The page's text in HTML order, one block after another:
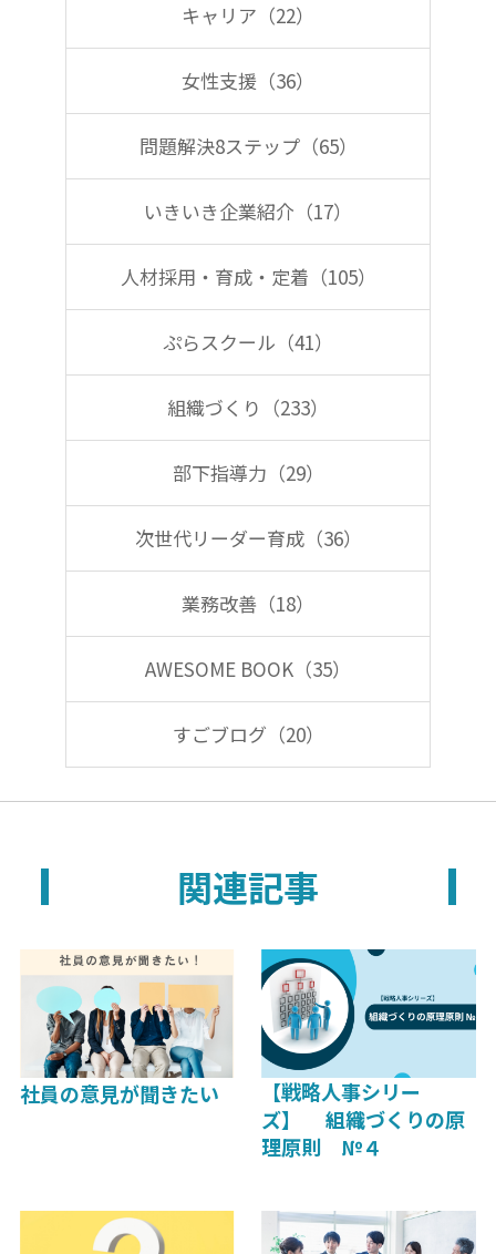
k キャリア（22）
女性支援（36）
問題解決8ステップ（65）
いきいき企業紹介（17）
人材採用・育成・定着（105）
ぷらスクール（41）
組織づくり（233）
部下指導力（29）
次世代リーダー育成（36）
業務改善（18）
AWESOME BOOK（35）
すごブログ（20）
関連記事
社員の意見が聞きたい
【戦略人事シリー
ズ】 組織づくりの原
理原則 №４